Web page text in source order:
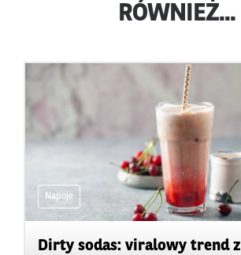
RÓWNIEŻ...
Napoje
Dirty sodas: viralowy trend z